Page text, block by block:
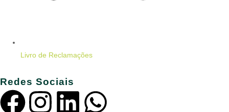
Livro de Reclamações
Redes Sociais